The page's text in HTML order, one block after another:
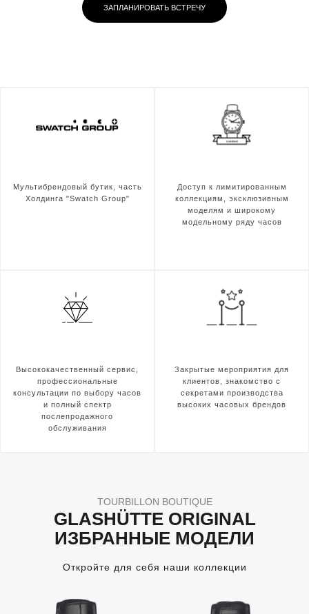
ЗАПЛАНИРОВАТЬ ВСТРЕЧУ
Мультибрендовый бутик, часть
Холдинга "Swatch Group"
Доступ к лимитированным
коллекциям, эксклюзивным
моделям и широкому
модельному ряду часов
Высококачественный сервис,
профессиональные
консультации по выбору часов
и полный спектр
послепродажного
обслуживания
Закрытые мероприятия для
клиентов, знакомство с
секретами производства
высоких часовых брендов
TOURBILLON BOUTIQUE
GLASHÜTTE ORIGINAL
ИЗБРАННЫЕ МОДЕЛИ
Откройте для себя наши коллекции